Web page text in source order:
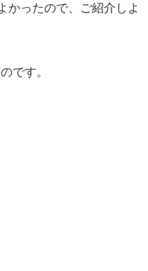
かったので、ご紹介しよ
です。